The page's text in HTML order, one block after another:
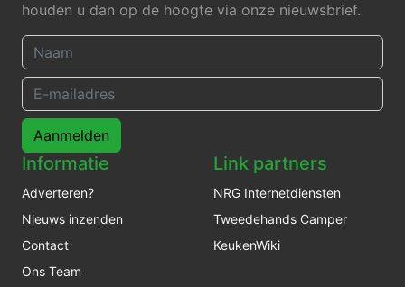
houden u dan op de hoogte via onze nieuwsbrief.
Aanmelden
Informatie
Adverteren?
Nieuws inzenden
Contact
Ons Team
Link partners
NRG Internetdiensten
Tweedehands Camper
KeukenWiki